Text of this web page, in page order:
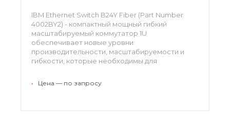
IBM Ethernet Switch B24Y Fiber (Part Number
4002BY2) - компактный мощный гибкий
масштабируемый коммутатор 1U
обеспечивает новые уровни
производительности, масштабируемости и
гибкости, которые необходимы для
• Цена — по запросу